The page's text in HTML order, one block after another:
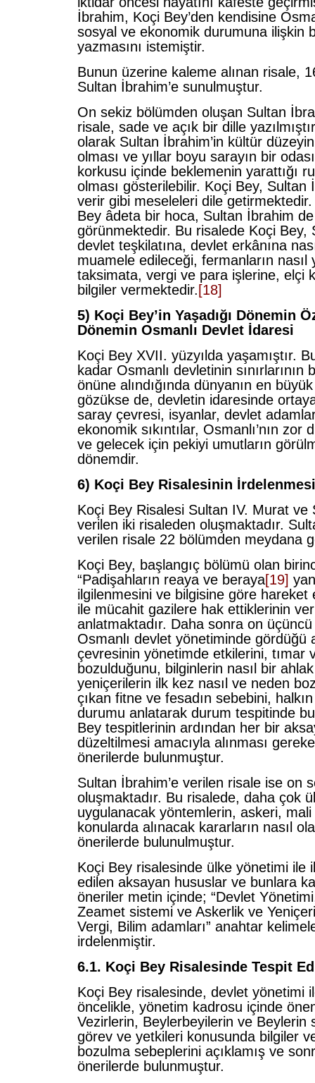
İbrahim, Koçi Bey’den kendisine
sosyal ve ekonomik durumuna ilişkin
yazmasını istemiştir.
Bunun üzerine kaleme alınan risale,
Sultan İbrahim’e sunulmuştur.
On sekiz bölümden oluşan Sultan
risale, sade ve açık bir dille
olarak Sultan İbrahim’in kültür
olması ve yıllar boyu sarayın bir
korkusu içinde beklemenin yarattığı
olması gösterilebilir. Koçi Bey, Sultan
verir gibi meseleleri dile
Bey âdeta bir hoca, Sultan İbrahim
görünmektedir. Bu risalede Koçi Bey,
devlet teşkilatına, devlet erkânına
muamele edileceği, fermanların nasıl
taksimata, vergi ve para işlerine, elçi
bilgiler vermektedir. [18]
5) Koçi Bey’in Yaşadığı Dönemin
Dönemin Osmanlı Devlet İdaresi
Koçi Bey XVII. yüzyılda yaşamıştır.
kadar Osmanlı devletinin sınırlarının
önüne alındığında dünyanın en
gözükse de, devletin idaresinde
saray çevresi, isyanlar, devlet
ekonomik sıkıntılar, Osmanlı’nın zor
ve gelecek için pekiyi umutların
dönemdir.
6) Koçi Bey Risalesinin İrdelenmesi
Koçi Bey Risalesi Sultan IV. Murat ve
verilen iki risaleden oluşmaktadır.
verilen risale 22 bölümden meydana
Koçi Bey, başlangıç bölümü olan
“Padişahların reaya ve beraya[19]
ilgilenmesini ve bilgisine göre hareket
ile mücahit gazilere hak ettiklerinin
anlatmaktadır. Daha sonra on
Osmanlı devlet yönetiminde gördüğü
çevresinin yönetimde etkilerini, tımar
bozulduğunu, bilginlerin nasıl bir
yeniçerilerin ilk kez nasıl ve neden
çıkan fitne ve fesadın sebebini,
durumu anlatarak durum tespitinde
Bey tespitlerinin ardından her bir
düzeltilmesi amacıyla alınması
önerilerde bulunmuştur.
Sultan İbrahim’e verilen risale ise on
oluşmaktadır. Bu risalede, daha çok
uygulanacak yöntemlerin, askeri,
konularda alınacak kararların nasıl
önerilerde bulunulmuştur.
Koçi Bey risalesinde ülke yönetimi ile
edilen aksayan hususlar ve bunlara
öneriler metin içinde; “Devlet
Zeamet sistemi ve Askerlik ve
Vergi, Bilim adamları” anahtar
irdelenmiştir.
6.1. Koçi Bey Risalesinde Tespit
Koçi Bey risalesinde, devlet yönetimi
öncelikle, yönetim kadrosu içinde
Vezirlerin, Beylerbeyilerin ve Beylerin
görev ve yetkileri konusunda bilgiler
bozulma sebeplerini açıklamış ve
önerilerde bulunmuştur.